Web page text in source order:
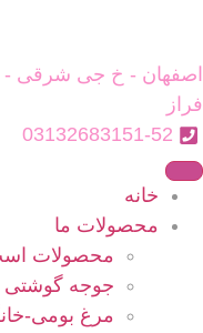
اصفهان - خ جی شرقی -
فراز
03132683151-52
خانه
محصولات ما
محصولات
جوجه گوشتی
مرغ بومی-